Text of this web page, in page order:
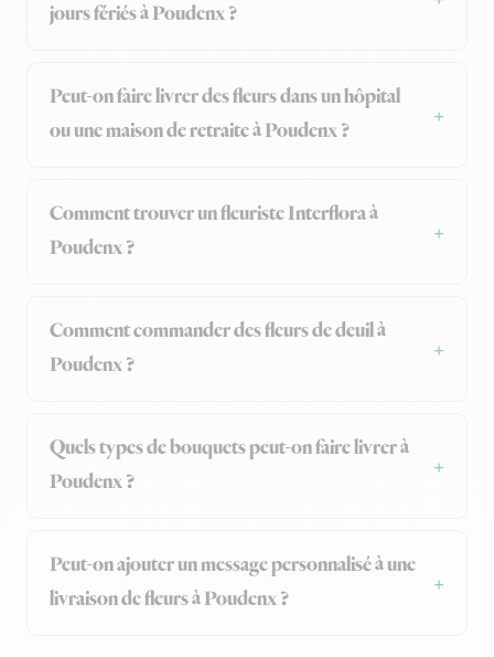
jours fériés à Poudenx ?
Peut-on faire livrer des fleurs dans un hôpital
ou une maison de retraite à Poudenx ?
Comment trouver un fleuriste Interflora à
Poudenx ?
Comment commander des fleurs de deuil à
Poudenx ?
Quels types de bouquets peut-on faire livrer à
Poudenx ?
Peut-on ajouter un message personnalisé à une
livraison de fleurs à Poudenx ?